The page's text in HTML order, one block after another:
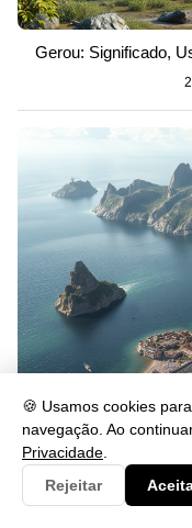
🍪 Usamos cookies
navegação. Ao
Privacidade
Rejeitar
Gerou: Significado,
Se lascar: